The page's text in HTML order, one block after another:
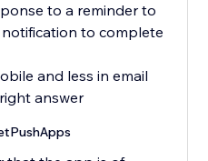
to a reminder to
to complete
and less in email
answer